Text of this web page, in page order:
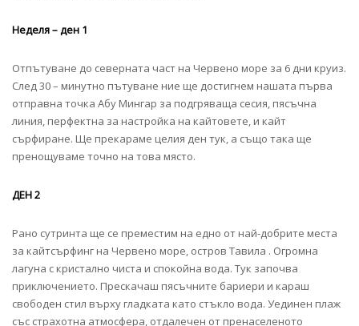
Неделя – ден 1
Отпътуване до северната част на Червено море за 6 дни круиз.
След 30 – минутно пътуване ние ще достигнем нашата първа
отправна точка Абу Мингар за подгряваща сесия, пясъчна
линия, перфектна за настройка на кайтовете, и кайт
сърфиране. Ще прекараме целия ден тук, а също така ще
пренощуваме точно на това място.
ДЕН 2
Рано сутринта ще се преместим на едно от най-добрите места
за кайтсърфинг на Червено море, остров Тавила . Огромна
лагуна с кристално чиста и спокойна вода. Тук започва
приключението. Прескачаш пясъчните бариери и караш
свободен стил върху гладката като стъкло вода. Уединен плаж
със страхотна атмосфера, отдалечен от пренаселеното